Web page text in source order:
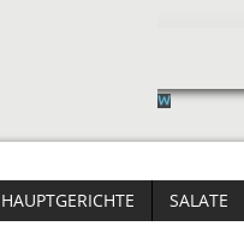
HAUPTGERICHTE SALATE